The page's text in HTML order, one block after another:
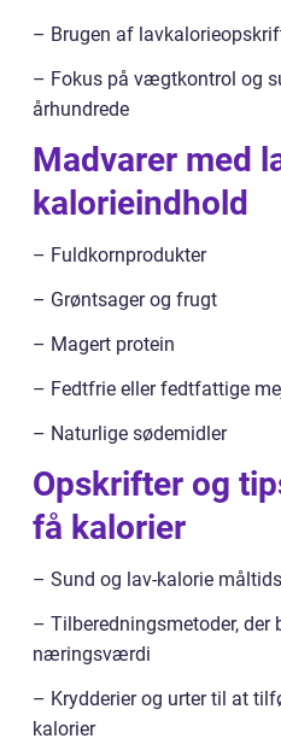
– Brugen af
– Fokus på vægtkontrol og
århundrede
Madvarer med
kalorieindhold
– Fuldkornprodukter
– Grøntsager og frugt
– Magert protein
– Fedtfrie eller fedtfattige
– Naturlige sødemidler
Opskrifter og
få kalorier
– Sund og lav-kalorie
– Tilberedningsmetoder, der
næringsværdi
– Krydderier og urter til at
kalorier